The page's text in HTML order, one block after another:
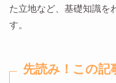
た立地など、基礎知識を
す。
先読み！この記